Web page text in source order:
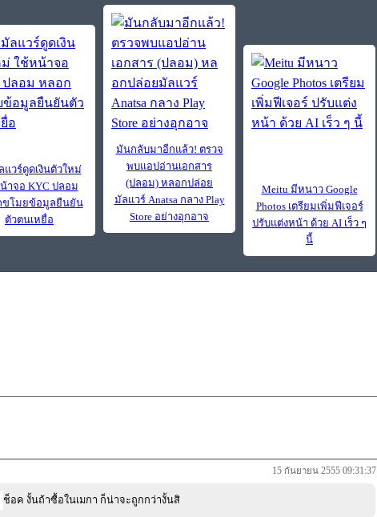
วร์ดูดเงินตัวใหม่
าจอ KYC ปลอม
ขโมยข้อมูลยืนยัน
ตัวตนเหยื่อ
มันกลับมาอีกแล้ว! ตรวจ
พบแอปอ่านเอกสาร
(ปลอม) หลอกปล่อย
มัลแวร์ Anatsa กลาง Play
Store อย่างอุกอาจ
Meitu มีหนาว Google
Photos เตรียมเพิ่มฟีเจอร์
ปรับแต่งหน้า ด้วย AI เร็ว ๆ
นี้
15 กันยายน 2555 09:31:37
ช็อค งั้นถ้าซื้อในเมกา ก็น่าจะถูกกว่างั้นสิ